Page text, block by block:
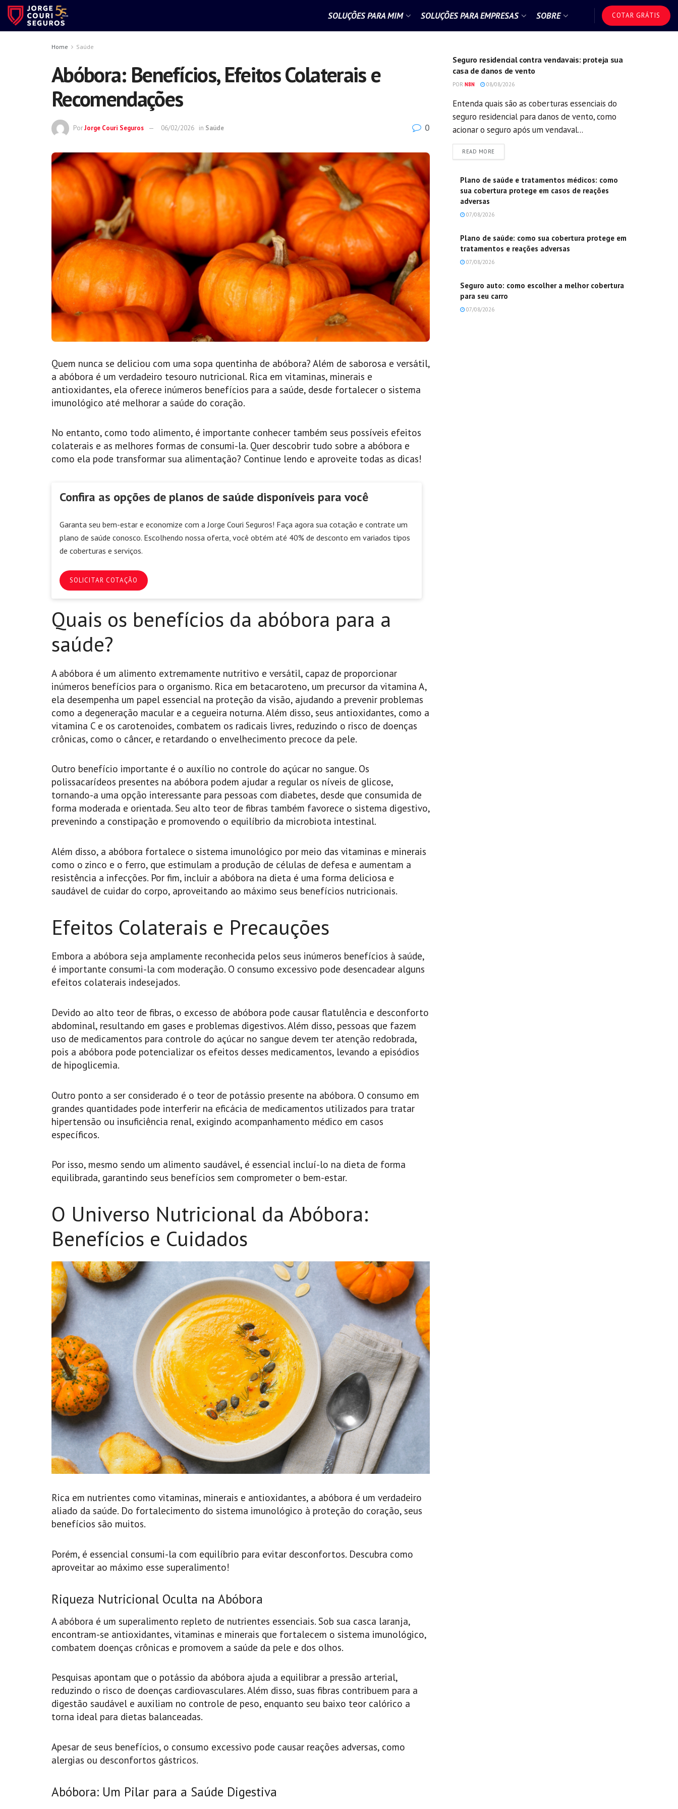
SOLUÇÕES PARA MIM SOLUÇÕES PARA EMPRESAS SOBRE COTAR GRÁTIS
Home Saúde
Abóbora: Benefícios, Efeitos Colaterais e
Recomendações
PorJorge Couri Seguros 06/02/2026 in Saúde 0
Quem nunca se deliciou com uma sopa quentinha de abóbora? Além de saborosa e versátil,
a abóbora é um verdadeiro tesouro nutricional. Rica em vitaminas, minerais e
antioxidantes, ela oferece inúmeros benefícios para a saúde, desde fortalecer o sistema
imunológico até melhorar a saúde do coração.
No entanto, como todo alimento, é importante conhecer também seus possíveis efeitos
colaterais e as melhores formas de consumi-la. Quer descobrir tudo sobre a abóbora e
como ela pode transformar sua alimentação? Continue lendo e aproveite todas as dicas!
Confira as opções de planos de saúde disponíveis para você
Garanta seu bem-estar e economize com a Jorge Couri Seguros! Faça agora sua cotação e contrate um
plano de saúde conosco. Escolhendo nossa oferta, você obtém até 40% de desconto em variados tipos
de coberturas e serviços.
SOLICITAR COTAÇÃO
Quais os benefícios da abóbora para a
saúde?
A abóbora é um alimento extremamente nutritivo e versátil, capaz de proporcionar
inúmeros benefícios para o organismo. Rica em betacaroteno, um precursor da vitamina A,
ela desempenha um papel essencial na proteção da visão, ajudando a prevenir problemas
como a degeneração macular e a cegueira noturna. Além disso, seus antioxidantes, como a
vitamina C e os carotenoides, combatem os radicais livres, reduzindo o risco de doenças
crônicas, como o câncer, e retardando o envelhecimento precoce da pele.
Outro benefício importante é o auxílio no controle do açúcar no sangue. Os
polissacarídeos presentes na abóbora podem ajudar a regular os níveis de glicose,
tornando-a uma opção interessante para pessoas com diabetes, desde que consumida de
forma moderada e orientada. Seu alto teor de fibras também favorece o sistema digestivo,
prevenindo a constipação e promovendo o equilíbrio da microbiota intestinal.
Além disso, a abóbora fortalece o sistema imunológico por meio das vitaminas e minerais
como o zinco e o ferro, que estimulam a produção de células de defesa e aumentam a
resistência a infecções. Por fim, incluir a abóbora na dieta é uma forma deliciosa e
saudável de cuidar do corpo, aproveitando ao máximo seus benefícios nutricionais.
Efeitos Colaterais e Precauções
Embora a abóbora seja amplamente reconhecida pelos seus inúmeros benefícios à saúde,
é importante consumi-la com moderação. O consumo excessivo pode desencadear alguns
efeitos colaterais indesejados.
Devido ao alto teor de fibras, o excesso de abóbora pode causar flatulência e desconforto
abdominal, resultando em gases e problemas digestivos. Além disso, pessoas que fazem
uso de medicamentos para controle do açúcar no sangue devem ter atenção redobrada,
pois a abóbora pode potencializar os efeitos desses medicamentos, levando a episódios
de hipoglicemia.
Outro ponto a ser considerado é o teor de potássio presente na abóbora. O consumo em
grandes quantidades pode interferir na eficácia de medicamentos utilizados para tratar
hipertensão ou insuficiência renal, exigindo acompanhamento médico em casos
específicos.
Por isso, mesmo sendo um alimento saudável, é essencial incluí-lo na dieta de forma
equilibrada, garantindo seus benefícios sem comprometer o bem-estar.
O Universo Nutricional da Abóbora:
Benefícios e Cuidados
Rica em nutrientes como vitaminas, minerais e antioxidantes, a abóbora é um verdadeiro
aliado da saúde. Do fortalecimento do sistema imunológico à proteção do coração, seus
benefícios são muitos.
Porém, é essencial consumi-la com equilíbrio para evitar desconfortos. Descubra como
aproveitar ao máximo esse superalimento!
Riqueza Nutricional Oculta na Abóbora
A abóbora é um superalimento repleto de nutrientes essenciais. Sob sua casca laranja,
encontram-se antioxidantes, vitaminas e minerais que fortalecem o sistema imunológico,
combatem doenças crônicas e promovem a saúde da pele e dos olhos.
Pesquisas apontam que o potássio da abóbora ajuda a equilibrar a pressão arterial,
reduzindo o risco de doenças cardiovasculares. Além disso, suas fibras contribuem para a
digestão saudável e auxiliam no controle de peso, enquanto seu baixo teor calórico a
torna ideal para dietas balanceadas.
Apesar de seus benefícios, o consumo excessivo pode causar reações adversas, como
alergias ou desconfortos gástricos.
Abóbora: Um Pilar para a Saúde Digestiva
Seguro residencial contra vendavais: proteja sua
casa de danos de vento
POR N8N 08/08/2026
Entenda quais são as coberturas essenciais do
seguro residencial para danos de vento, como
acionar o seguro após um vendaval...
READ MOREDETAILS
Plano de saúde e tratamentos médicos: como
sua cobertura protege em casos de reações
adversas
07/08/2026
Plano de saúde: como sua cobertura protege em
tratamentos e reações adversas
07/08/2026
Seguro auto: como escolher a melhor cobertura
para seu carro
07/08/2026